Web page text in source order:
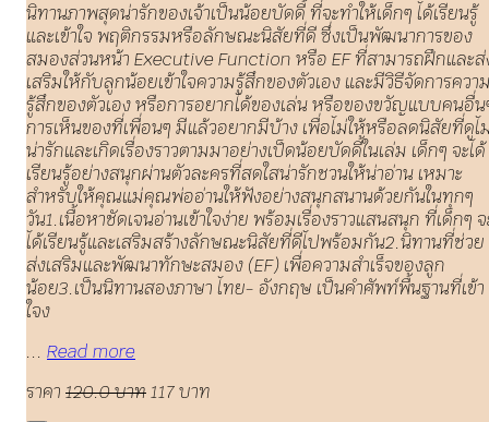
นิทานภาพสุดน่ารักของเจ้าเป็นน้อยบัดดี้ ที่จะทำให้เด็กๆ ได้เรียนรู้
และเข้าใจ พฤติกรรมหรือลักษณะนิสัยที่ดี ซึ่งเป็นพัฒนาการของ
สมองส่วนหน้า Executive Function หรือ EF ที่สามารถฝึกและส่
เสริมให้กับลูกน้อยเข้าใจความรู้สึกของตัวเอง และมีวิธีจัดการควา
รู้สึกของตัวเอง หรือการอยากได้ของเล่น หรือของขวัญแบบคนอื่น
การเห็นของที่เพื่อนๆ มีแล้วอยากมีบ้าง เพื่อไม่ให้หรือลดนิสัยที่ดูไ
น่ารักและเกิดเรื่องราวตามมาอย่างเป็ดน้อยบัดดี้ในเล่ม เด็กๆ จะได้
เรียนรู้อย่างสนุกผ่านตัวละครที่สดใสน่ารักชวนให้น่าอ่าน เหมาะ
สำหรับให้คุณแม่คุณพ่ออ่านให้ฟังอย่างสนุกสนานด้วยกันในทุกๆ
วัน1.เนื้อหาชัดเจนอ่านเข้าใจง่าย พร้อมเรื่องราวแสนสนุก ที่เด็กๆ จ
ได้เรียนรู้และเสริมสร้างลักษณะนิสัยที่ดีไปพร้อมกัน2.นิทานที่ช่วย
ส่งเสริมและพัฒนาทักษะสมอง (EF) เพื่อความสำเร็จของลูก
น้อย3.เป็นนิทานสองภาษา ไทย- อังกฤษ เป็นคำศัพท์พื้นฐานที่เข้า
ใจง
... Read more
ราคา 120.0 บาท117 บาท